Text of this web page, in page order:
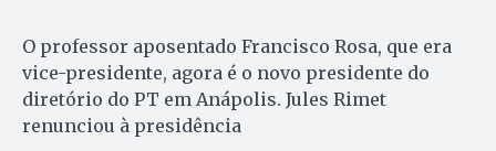
O professor aposentado Francisco Rosa, que era
vice-presidente, agora é o novo presidente do
diretório do PT em Anápolis. Jules Rimet
renunciou à presidência